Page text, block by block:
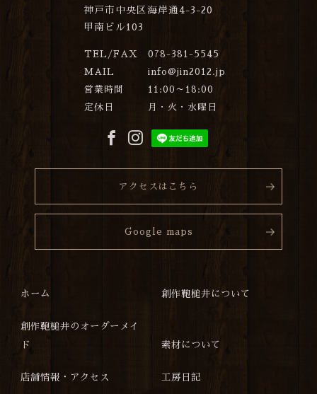
神戸市中央区海岸通4-3-20
甲南ビル103
TEL/FAX
078-381-5545
MAIL
info@jin2012.jp
営業時間
11:00～18:00
定休日
月・火・水曜日
アクセスはこちら
Google maps
ホーム 創作鞄槌井について
創作鞄槌井のオーダーメイ
ド
素材について
店舗情報・アクセス 工房日記